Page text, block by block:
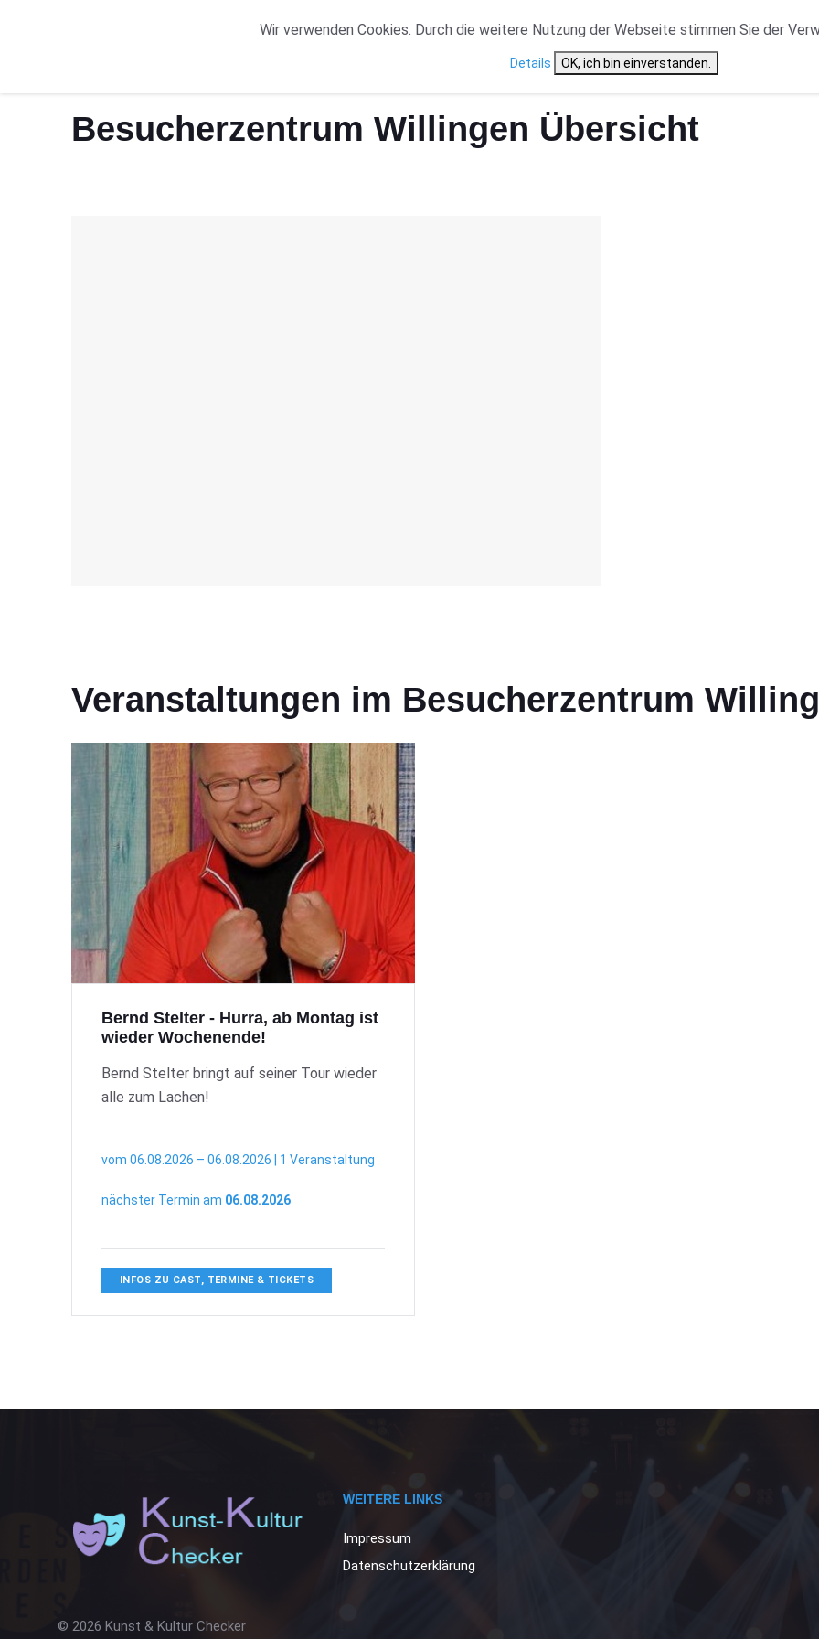
START ORTE VERANSTALTUNGSTYP NEWS CAST ÜBERSICHT
Besucherzentrum Willingen Übersicht
Veranstaltungen im Besucherzentrum
Bernd Stelter - Hurra, ab Montag ist
wieder Wochenende!
Bernd Stelter bringt auf seiner Tour wieder
alle zum Lachen!
vom 06.08.2026 – 06.08.2026 | 1 Veranstaltung
nächster Termin am 06.08.2026
INFOS ZU CAST, TERMINE & TICKETS
© 2026 Kunst & Kultur Checker
WEITERE LINKS
Impressum
Datenschutzerklärung
Wir verwenden Cookies. Durch die weitere Nutzung der Webseite stimmen Sie der
Details OK, ich bin einverstanden.